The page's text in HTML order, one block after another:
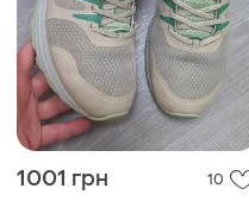
1001 грн 10